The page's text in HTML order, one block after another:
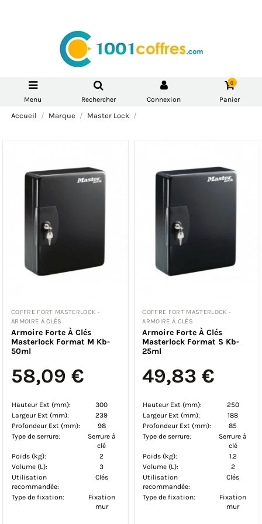
Menu Rechercher Connexion
0
Panier
Accueil Marque Master Lock
COFFRE FORT MASTERLOCK ·
ARMOIRE À CLÉS
Armoire Forte À Clés
Masterlock Format M Kb-
50ml
58,09 €
Hauteur Ext (mm):
300
Largeur Ext (mm):
239
Profondeur Ext (mm):
98
Type de serrure:
Serrure à
clé
Poids (kg):
2
Volume (L):
3
Utilisation
recommandée:
Clés
Type de fixation:
Fixation
mur
COFFRE FORT MASTERLOCK ·
ARMOIRE À CLÉS
Armoire Forte À Clés
Masterlock Format S Kb-
25ml
49,83 €
Hauteur Ext (mm):
250
Largeur Ext (mm):
188
Profondeur Ext (mm):
85
Type de serrure:
Serrure à
clé
Poids (kg):
1.2
Volume (L):
2
Utilisation
recommandée:
Clés
Type de fixation:
Fixation
mur